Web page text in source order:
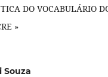
DO VOCABULÁRIO
»